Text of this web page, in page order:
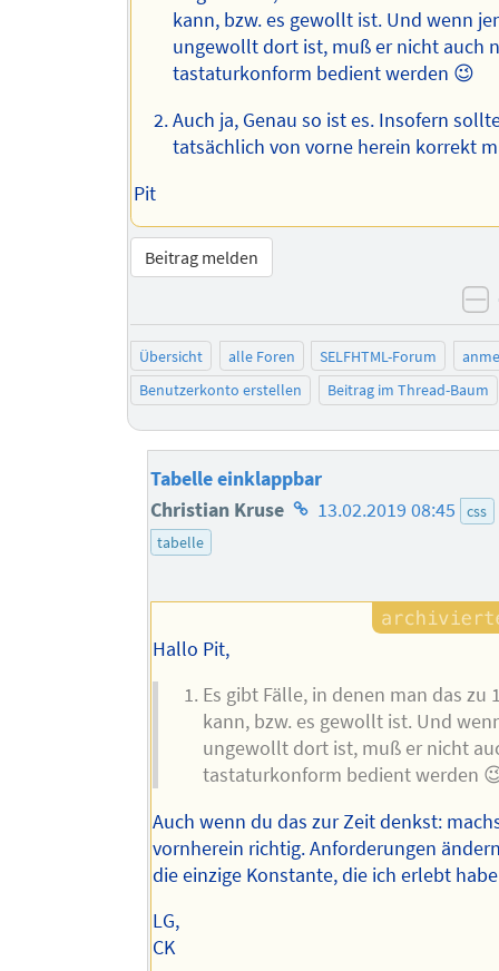
kann, bzw. es gewollt ist. Und wenn
ungewollt dort ist, muß er nicht auch
tastaturkonform bedient werden 😉
Auch ja, Genau so ist es. Insofern
tatsächlich von vorne herein korrekt
Pit
Beitrag melden
Übersicht alle Foren SELFHTML-Forum
Benutzerkonto erstellen
Beitrag im Thread-Baum
Tabelle einklappbar
Christian Kruse Homepage
13.02.2019 08:45
css
tabelle
Hallo Pit,
Es gibt Fälle, in denen man das zu
kann, bzw. es gewollt ist. Und
ungewollt dort ist, muß er nicht
tastaturkonform bedient werden
Auch wenn du das zur Zeit denkst:
vornherein richtig. Anforderungen
die einzige Konstante, die ich erlebt
LG,
CK